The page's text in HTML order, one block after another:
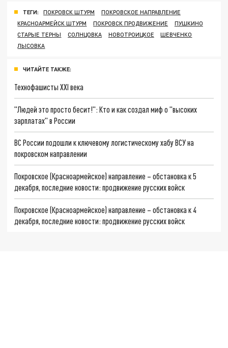
ТЕГИ: ПОКРОВСК ШТУРМ
ПОКРОВСКОЕ НАПРАВЛЕНИЕ
КРАСНОАРМЕЙСК ШТУРМ
ПОКРОВСК ПРОДВИЖЕНИЕ
ПУШКИНО
СТАРЫЕ ТЕРНЫ
СОЛНЦОВКА НОВОТРОИЦКОЕ
ШЕВЧЕНКО
ЛЫСОВКА
ЧИТАЙТЕ ТАКЖЕ:
Технофашисты XXI века
"Людей это просто бесит!": Кто и как создал миф о "высоких
зарплатах" в России
ВС России подошли к ключевому логистическому хабу ВСУ на
покровском направлении
Покровское (Красноармейское) направление – обстановка к 5
декабря, последние новости: продвижение русских войск
Покровское (Красноармейское) направление – обстановка к 4
декабря, последние новости: продвижение русских войск